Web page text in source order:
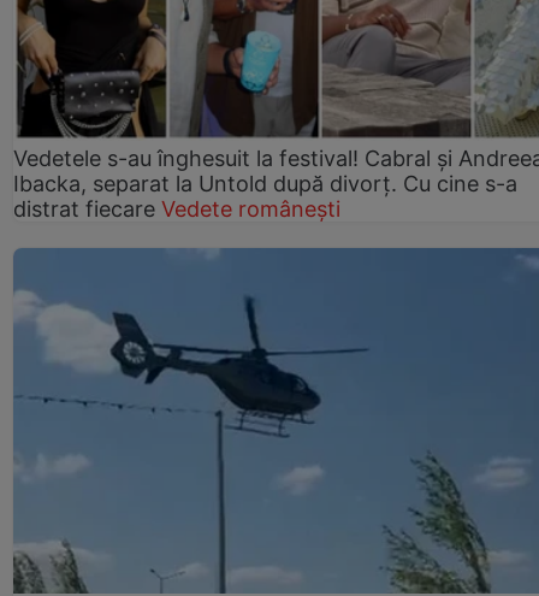
Vedetele s-au înghesuit la festival! Cabral și
Ibacka, separat la Untold după divorț. Cu cine s-a
distrat fiecare Vedete românești